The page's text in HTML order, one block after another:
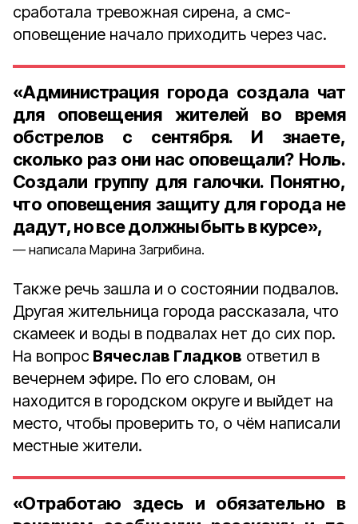
сработала тревожная сирена, а смс-
оповещение начало приходить через час.
«Администрация города создала чат
для оповещения жителей во время
обстрелов с сентября. И знаете,
сколько раз они нас оповещали? Ноль.
Создали группу для галочки. Понятно,
что оповещения защиту для города не
дадут, но все должны быть в курсе»,
написала Марина Загрибина.
Также речь зашла и о состоянии подвалов.
Другая жительница города рассказала, что
скамеек и воды в подвалах нет до сих пор.
На вопрос Вячеслав Гладков ответил в
вечернем эфире. По его словам, он
находится в городском округе и выйдет на
место, чтобы проверить то, о чём написали
местные жители.
«Отработаю здесь и обязательно в